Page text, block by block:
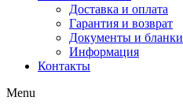
Доставка и оплата
Гарантия и возврат
Документы и бланки
Информация
Контакты
Menu